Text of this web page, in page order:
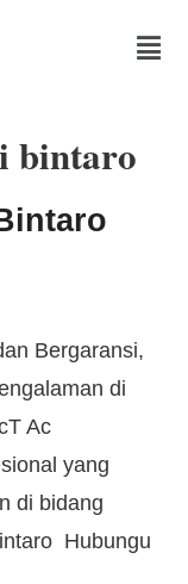
bintaro
Bergaransi,
di
Ac
yang
di bidang
Hubungu